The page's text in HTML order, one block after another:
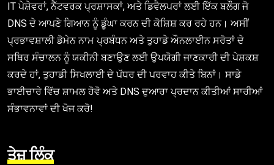
IT ਪੇਸ਼ੇਵਰਾਂ, ਨੈੱਟਵਰਕ ਪ੍ਰਸ਼ਾਸਕਾਂ, ਅਤੇ ਡਿਵੈਲਪਰਾਂ ਲਈ ਇੱਕ ਬਲੌਗ ਜੋ
DNS ਦੇ ਆਪਣੇ ਗਿਆਨ ਨੂੰ ਡੂੰਘਾ ਕਰਨ ਦੀ ਕੋਸ਼ਿਸ਼ ਕਰ ਰਹੇ ਹਨ। ਅਸੀਂ
ਪ੍ਰਭਾਵਸ਼ਾਲੀ ਡੋਮੇਨ ਨਾਮ ਪ੍ਰਬੰਧਨ ਅਤੇ ਤੁਹਾਡੇ ਔਨਲਾਈਨ ਸਰੋਤਾਂ ਦੇ
ਸਥਿਰ ਸੰਚਾਲਨ ਨੂੰ ਯਕੀਨੀ ਬਣਾਉਣ ਲਈ ਉਪਯੋਗੀ ਜਾਣਕਾਰੀ ਦੀ ਪੇਸ਼ਕਸ਼
ਕਰਦੇ ਹਾਂ, ਤੁਹਾਡੀ ਸਿਖਲਾਈ ਦੇ ਪੱਧਰ ਦੀ ਪਰਵਾਹ ਕੀਤੇ ਬਿਨਾਂ। ਸਾਡੇ
ਭਾਈਚਾਰੇ ਵਿੱਚ ਸ਼ਾਮਲ ਹੋਵੋ ਅਤੇ DNS ਦੁਆਰਾ ਪ੍ਰਦਾਨ ਕੀਤੀਆਂ ਸਾਰੀਆਂ
ਸੰਭਾਵਨਾਵਾਂ ਦੀ ਖੋਜ ਕਰੋ!
ਤੇਜ਼ ਲਿੰਕ